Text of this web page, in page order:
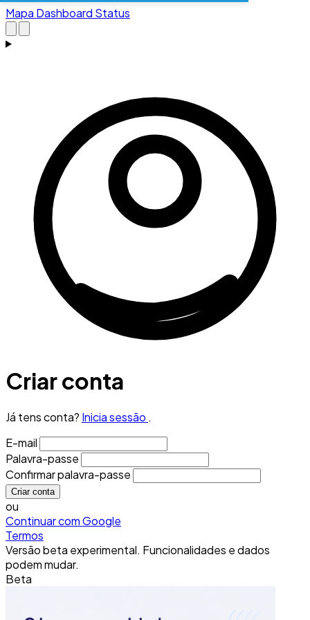
Mapa Dashboard Status
Criar conta
Já tens conta? Inicia sessão .
E-mail
Palavra-passe
Confirmar palavra-passe
Criar conta
ou
Continuar com Google
Termos
Versão beta experimental. Funcionalidades e dados
podem mudar.
Beta